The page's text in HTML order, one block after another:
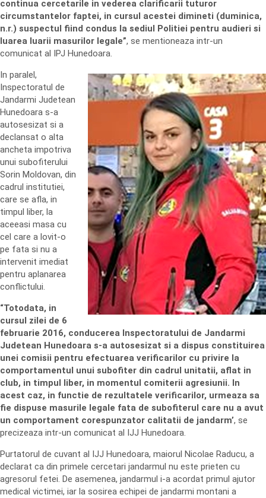
continua cercetarile in vederea clarificarii tuturor
circumstantelor faptei, in cursul acestei dimineti (duminica,
n.r.) suspectul fiind condus la sediul Politiei pentru audieri si
luarea luarii masurilor legale”, se mentioneaza intr-un
comunicat al IPJ Hunedoara.
In paralel,
Inspectoratul de
Jandarmi Judetean
Hunedoara s-a
autosesizat si a
declansat o alta
ancheta impotriva
unui subofiterului
Sorin Moldovan, din
cadrul institutiei,
care se afla, in
timpul liber, la
aceeasi masa cu
cel care a lovit-o
pe fata si nu a
intervenit imediat
pentru aplanarea
conflictului.
“Totodata, in
cursul zilei de 6
februarie 2016, conducerea Inspectoratului de Jandarmi
Judetean Hunedoara s-a autosesizat si a dispus constituirea
unei comisii pentru efectuarea verificarilor cu privire la
comportamentul unui subofiter din cadrul unitatii, aflat in
club, in timpul liber, in momentul comiterii agresiunii. In
acest caz, in functie de rezultatele verificarilor, urmeaza sa
fie dispuse masurile legale fata de subofiterul care nu a avut
un comportament corespunzator calitatii de jandarm’, se
precizeaza intr-un comunicat al IJJ Hunedoara.
Purtatorul de cuvant al IJJ Hunedoara, maiorul Nicolae Raducu, a
declarat ca din primele cercetari jandarmul nu este prieten cu
agresorul fetei. De asemenea, jandarmul i-a acordat primul ajutor
medical victimei, iar la sosirea echipei de jandarmi montani a